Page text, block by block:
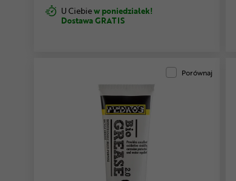
U Ciebiew poniedziałek!
Dostawa GRATIS
Porównaj